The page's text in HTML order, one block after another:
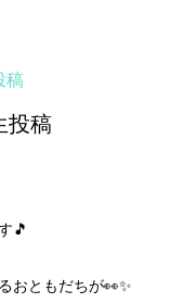
稿
投稿
🎵
おともだちが👀✨